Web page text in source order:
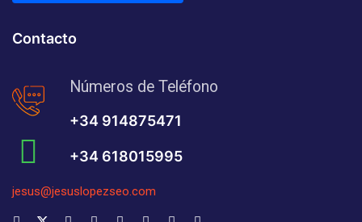
Contacto
Números de Teléfono
+34 914875471
+34 618015995
jesus@jesuslopezseo.com